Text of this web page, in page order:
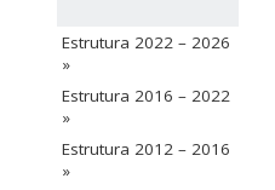
Estrutura 2022 – 2026
»
Estrutura 2016 – 2022
»
Estrutura 2012 – 2016
»